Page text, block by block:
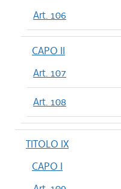
Art. 106
CAPO II
Art. 107
Art. 108
TITOLO IX
CAPO I